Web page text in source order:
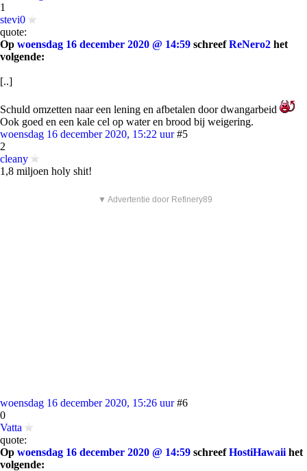
1
stevi0
quote:
Op woensdag 16 december 2020 @ 14:59 schreefReNero2 het
volgende:
[..]
Schuld omzetten naar een lening en afbetalen door dwangarbeid
Ook goed en een kale cel op water en brood bij weigering.
woensdag 16 december 2020, 15:22 uur #5
2
cleany
1,8 miljoen holy shit!
▼ Advertentie door Refinery89
woensdag 16 december 2020, 15:26 uur #6
0
Vatta
quote:
Op woensdag 16 december 2020 @ 14:59 schreefHostiHawaii het
volgende: